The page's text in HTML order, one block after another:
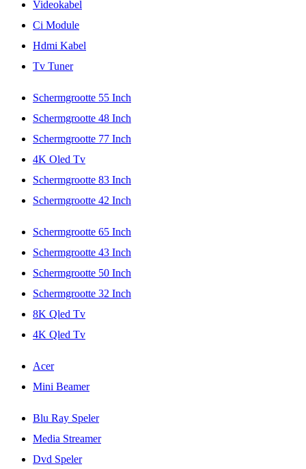
Videokabel
Ci Module
Hdmi Kabel
Tv Tuner
Schermgrootte 55 Inch
Schermgrootte 48 Inch
Schermgrootte 77 Inch
4K Oled Tv
Schermgrootte 83 Inch
Schermgrootte 42 Inch
Schermgrootte 65 Inch
Schermgrootte 43 Inch
Schermgrootte 50 Inch
Schermgrootte 32 Inch
8K Qled Tv
4K Qled Tv
Acer
Mini Beamer
Blu Ray Speler
Media Streamer
Dvd Speler